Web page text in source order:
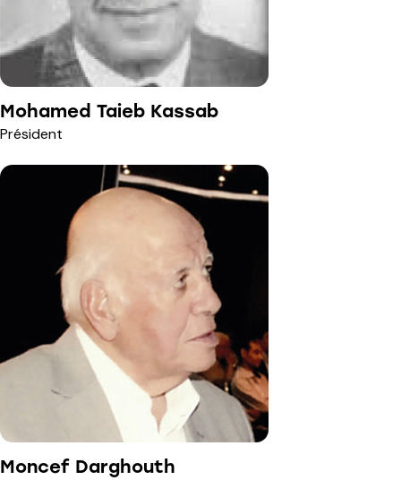
Mohamed Taieb Kassab
Président
Moncef Darghouth